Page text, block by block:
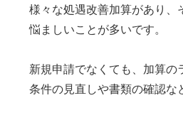
様々な処遇改善加算があり
悩ましいことが多いです。
新規申請でなくても、加算の
条件の見直しや書類の確認な